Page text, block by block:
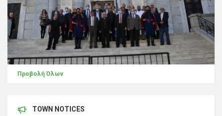
Προβολή Όλων
TOWN NOTICES